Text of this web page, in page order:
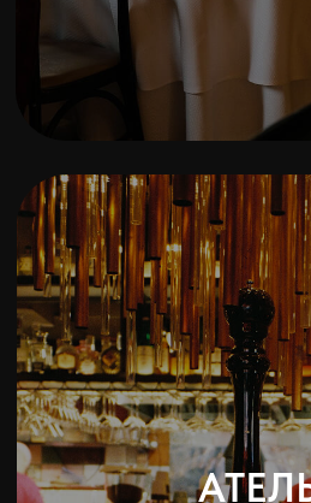
JUAN
Cantina Espanola